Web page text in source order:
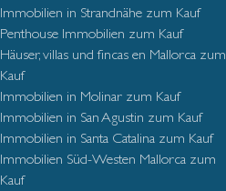
Immobilien in Strandnähe zum Kauf
Penthouse Immobilien zum Kauf
Häuser, villas und fincas en Mallorca zum
Kauf
Immobilien in Molinar zum Kauf
Immobilien in San Agustin zum Kauf
Immobilien in Santa Catalina zum Kauf
Immobilien Süd-Westen Mallorca zum
Kauf